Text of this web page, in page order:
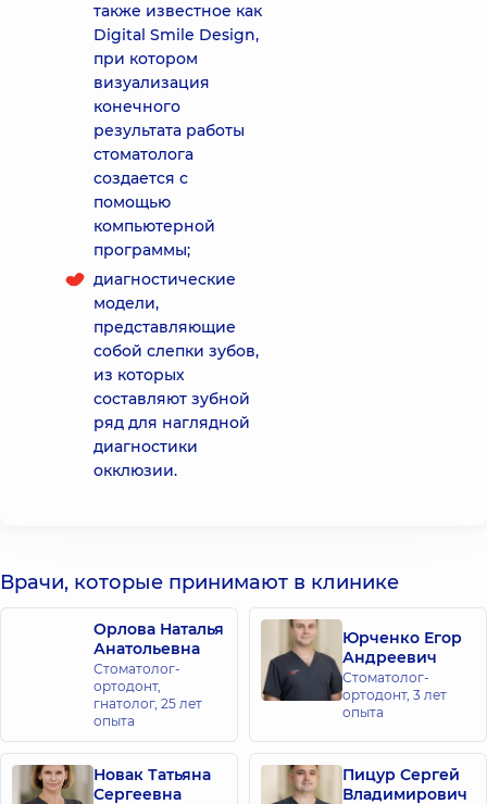
также известное как
Digital Smile Design,
при котором
визуализация
конечного
результата работы
стоматолога
создается с
помощью
компьютерной
программы;
диагностические
модели,
представляющие
собой слепки зубов,
из которых
составляют зубной
ряд для наглядной
диагностики
окклюзии.
Врачи, которые принимают в клинике
Орлова Наталья
Анатольевна
Стоматолог-
ортодонт,
гнатолог, 25 лет
опыта
Юрченко Егор
Андреевич
Стоматолог-
ортодонт, 3 лет
опыта
Новак Татьяна
Сергеевна
Пицур Сергей
Владимирович